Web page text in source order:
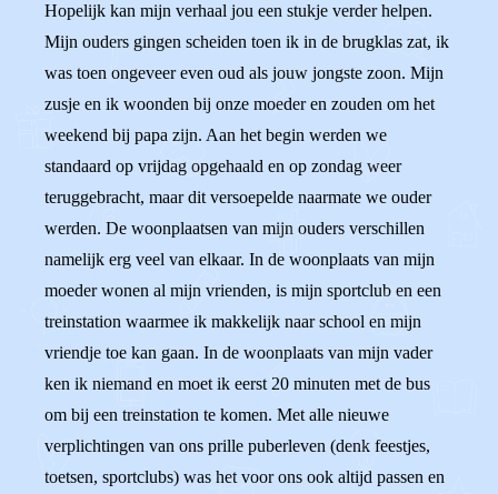
Hopelijk kan mijn verhaal jou een stukje verder helpen.
Mijn ouders gingen scheiden toen ik in de brugklas zat, ik
was toen ongeveer even oud als jouw jongste zoon. Mijn
zusje en ik woonden bij onze moeder en zouden om het
weekend bij papa zijn. Aan het begin werden we
standaard op vrijdag opgehaald en op zondag weer
teruggebracht, maar dit versoepelde naarmate we ouder
werden. De woonplaatsen van mijn ouders verschillen
namelijk erg veel van elkaar. In de woonplaats van mijn
moeder wonen al mijn vrienden, is mijn sportclub en een
treinstation waarmee ik makkelijk naar school en mijn
vriendje toe kan gaan. In de woonplaats van mijn vader
ken ik niemand en moet ik eerst 20 minuten met de bus
om bij een treinstation te komen. Met alle nieuwe
verplichtingen van ons prille puberleven (denk feestjes,
toetsen, sportclubs) was het voor ons ook altijd passen en